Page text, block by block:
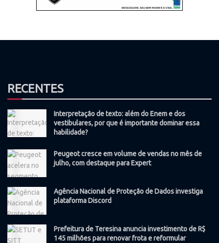
RECENTES
Interpretação de texto: além do Enem e dos
vestibulares, por que é importante dominar essa
habilidade?
Peugeot cresce em volume de vendas no mês de
julho, com destaque para Expert
Agência Nacional de Proteção de Dados investiga
plataforma Discord
Prefeitura de Teresina anuncia investimento de R$
145 milhões para renovar frota e reformular